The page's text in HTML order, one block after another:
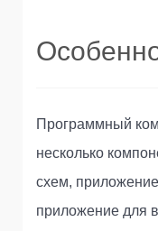
Программный
несколько
схем,
приложение для